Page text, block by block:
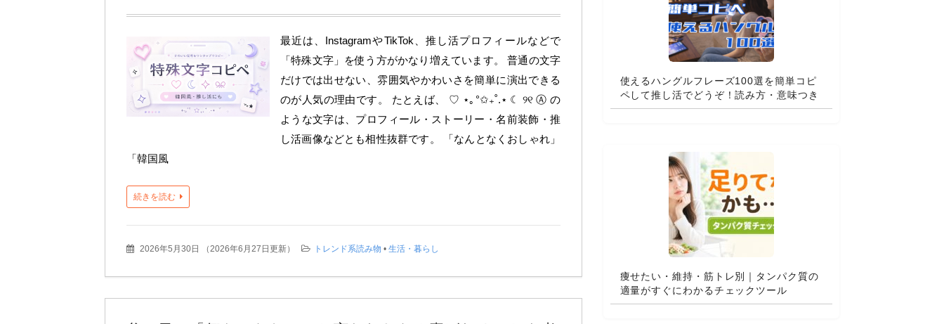
最近は、InstagramやTikTok、推し活プロフィールなどで
「特殊文字」を使う方がかなり増えています。 普通の文字
だけでは出せない、雰囲気やかわいさを簡単に演出できる
のが人気の理由です。 たとえば、 ♡ ⋆｡°✩₊˚.⋆ ☾ ୨୧ Ⓐ の
ような文字は、プロフィール・ストーリー・名前装飾・推
し活画像などとも相性抜群です。 「なんとなくおしゃれ」
「韓国風
続きを読む
2026年5月30日 （2026年6月27日更新） トレンド系読み物 • 生活・暮らし
使えるハングルフレーズ100選を簡単コピ
ペして推し活でどうぞ！読み方・意味つき
痩せたい・維持・筋トレ別｜タンパク質の
適量がすぐにわかるチェックツール